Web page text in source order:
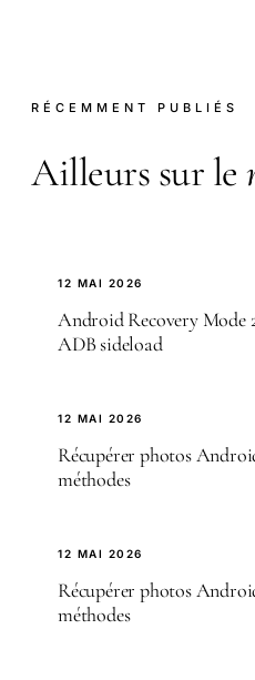
RÉCEMMENT PUBLIÉS
Ailleurs sur le
12 MAI 2026
Android Recovery Mode
ADB sideload
12 MAI 2026
Récupérer photos
méthodes
12 MAI 2026
Récupérer photos
méthodes